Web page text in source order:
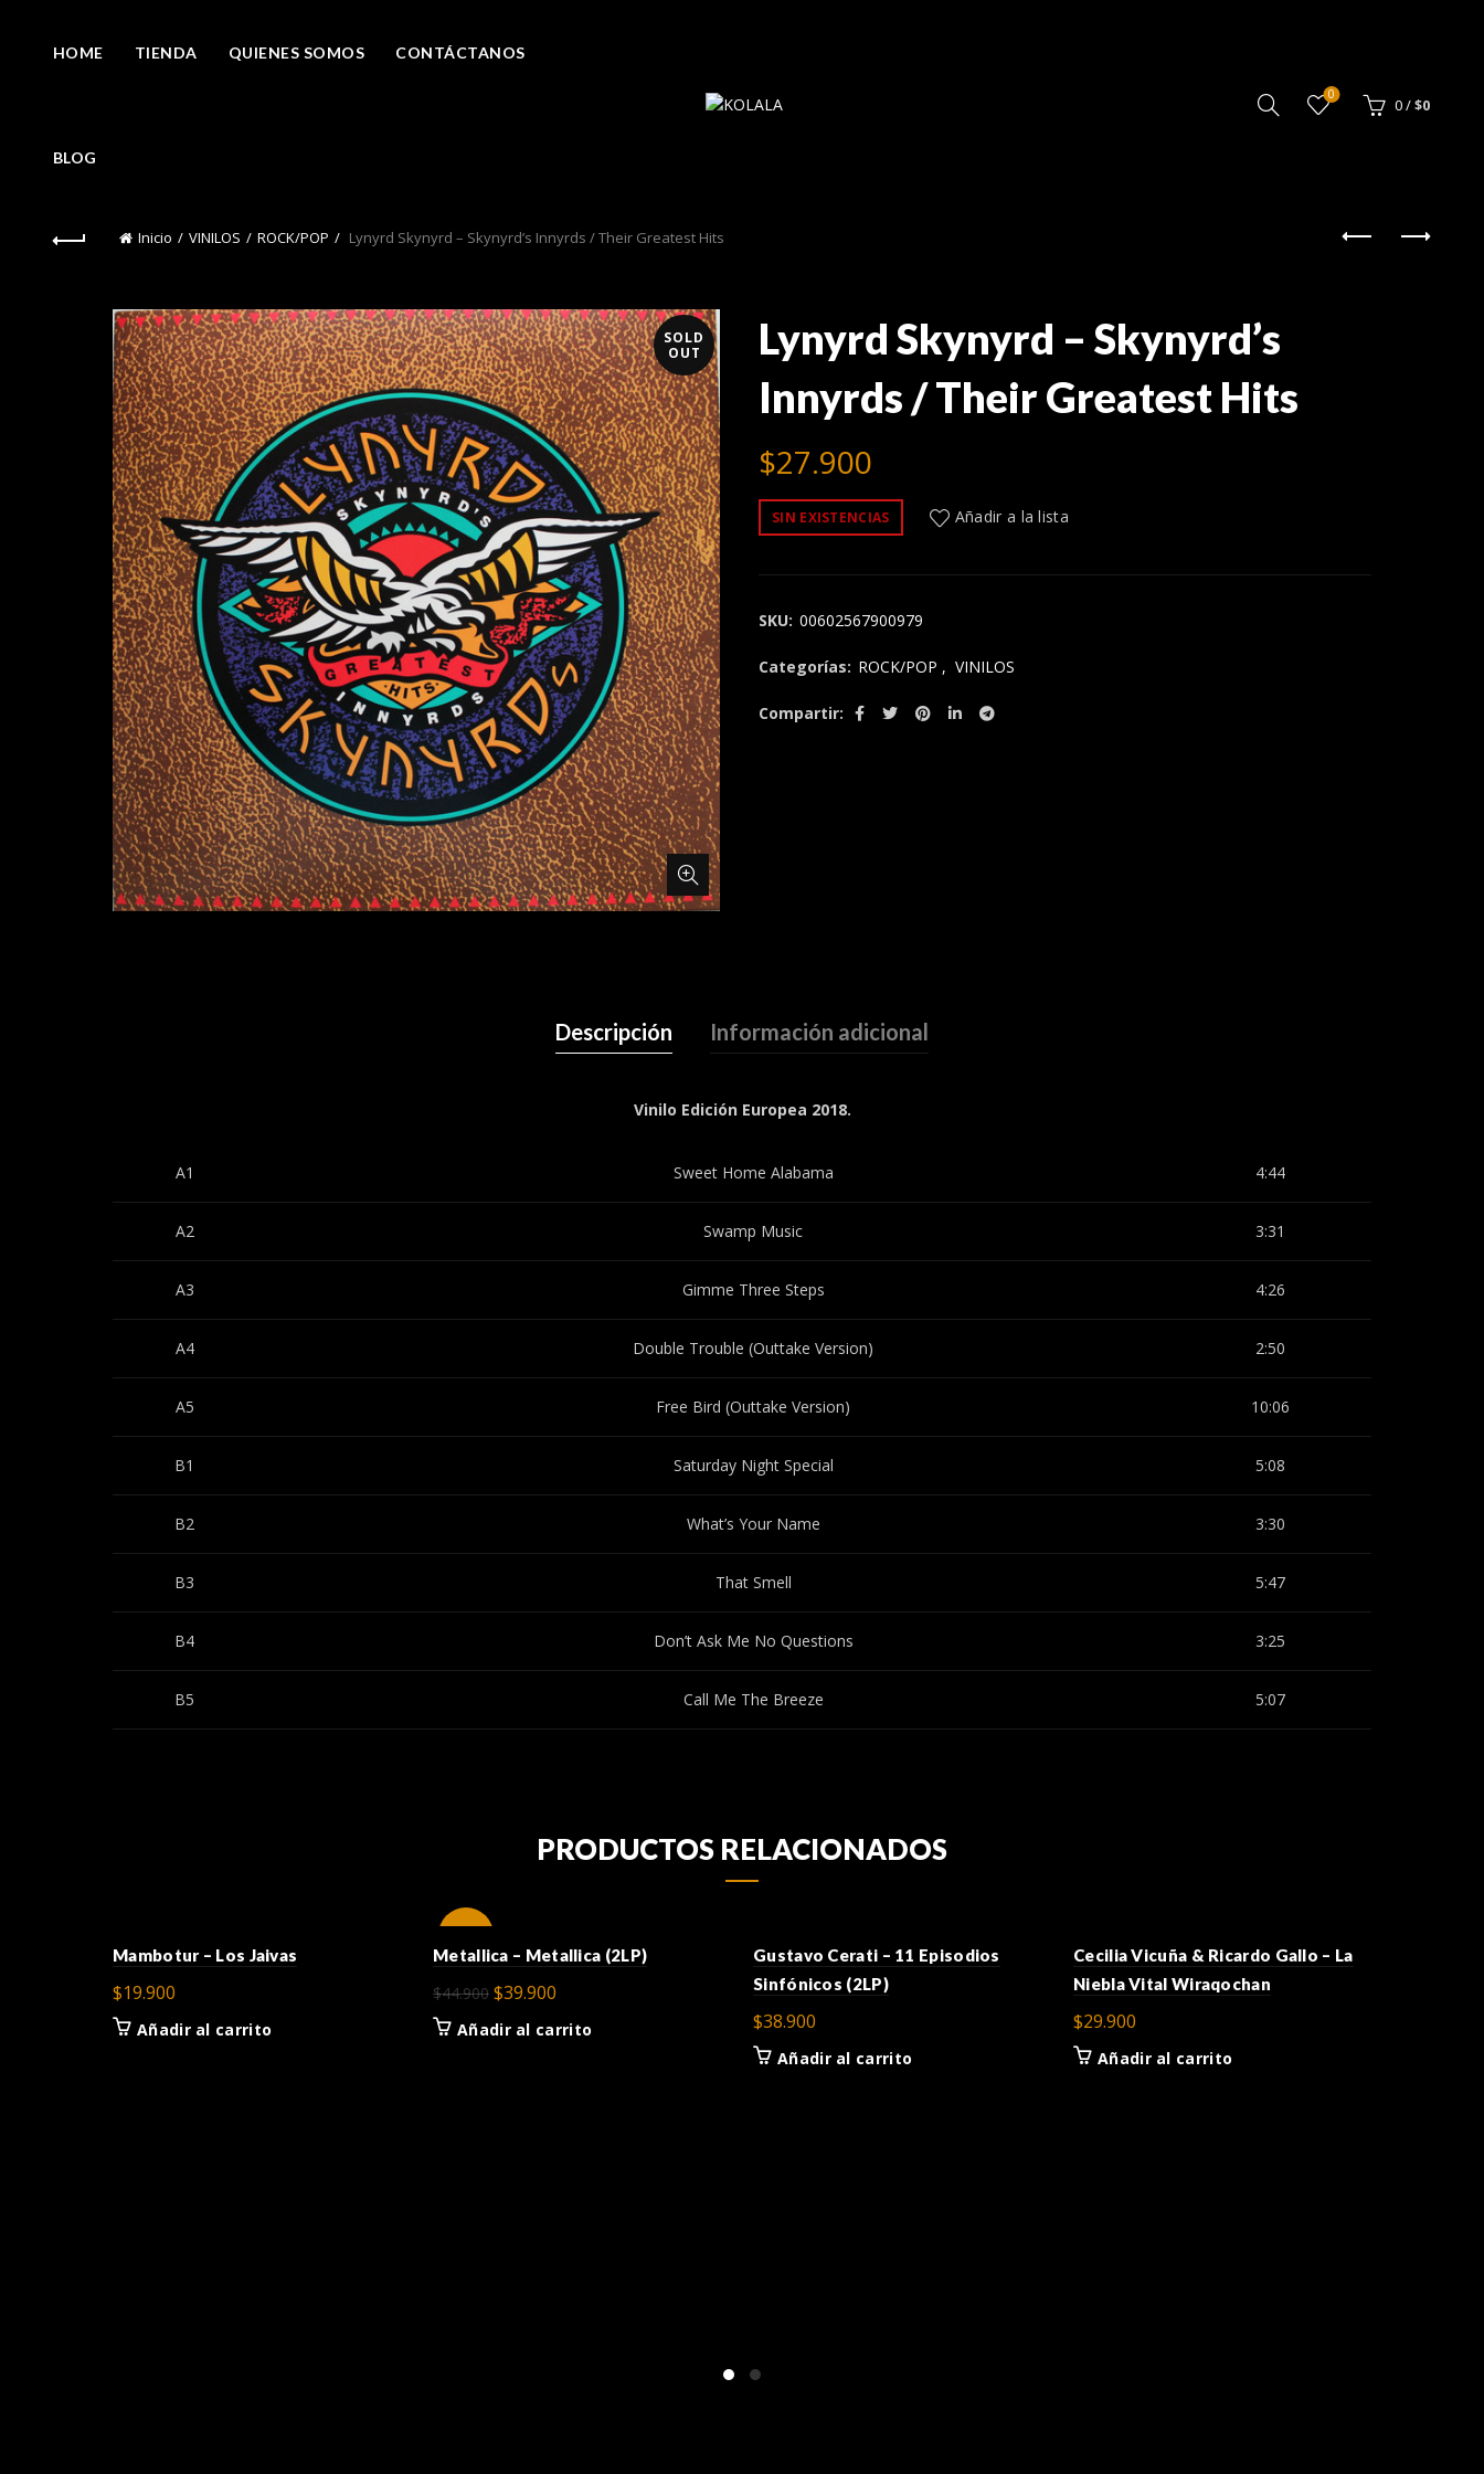
HOME TIENDA QUIENES SOMOS CONTÁCTANOS
BLOG
0
0/$0
Inicio VINILOS ROCK/POP Lynyrd Skynyrd – Skynyrd’s Innyrds / Their Greatest Hits
SOLD
OUT
Lynyrd Skynyrd – Skynyrd’s
Innyrds / Their Greatest Hits
$27.900
SIN EXISTENCIAS Añadir a la lista
SKU: 00602567900979
Categorías: ROCK/POP , VINILOS
Compartir
Descripción Información adicional
Vinilo Edición Europea 2018.
A1 Sweet Home Alabama 4:44
A2 Swamp Music 3:31
A3 Gimme Three Steps 4:26
A4 Double Trouble (Outtake Version) 2:50
A5 Free Bird (Outtake Version) 10:06
B1 Saturday Night Special 5:08
B2 What’s Your Name 3:30
B3 That Smell 5:47
B4 Don’t Ask Me No Questions 3:25
B5 Call Me The Breeze 5:07
PRODUCTOS RELACIONADOS
Mambotur – Los Jaivas
$19.900
Añadir al carrito
Metallica – Metallica (2LP)
$44.900 El
precio
$39.900
precio
Añadir al carrito
Gustavo Cerati – 11 Episodios
Sinfónicos (2LP)
$38.900
Añadir al carrito
Cecilia Vicuña & Ricardo Gallo – La
Niebla Vital Wiraqochan
$29.900
Añadir al carrito